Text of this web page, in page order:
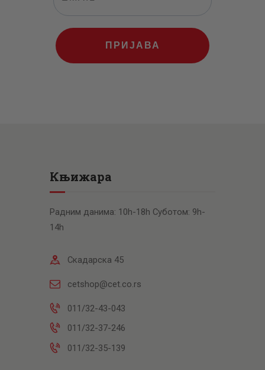
ПРИЈАВА
Књижара
Радним данима: 10h-18h Суботом: 9h-
14h
Скадарска 45
cetshop@cet.co.rs
011/32-43-043
011/32-37-246
011/32-35-139